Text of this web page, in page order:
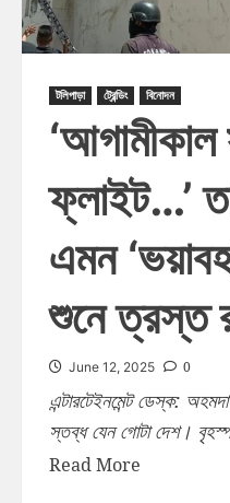
টলিপাড়া ট্রেন্ডিং বিনোদন
ফ্লাইট…’
এমন
শুনে ত্রস্ত
June 12, 2025 0
এন্টারটেইনমেন্ট ডেস্ক:
স্তব্ধ যেন গোটা দেশ।
Read More